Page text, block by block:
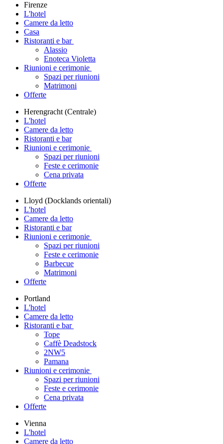
Firenze
L'hotel
Camere da letto
Casa
Ristoranti e bar
Alassio
Enoteca Violetta
Riunioni e cerimonie
Spazi per riunioni
Matrimoni
Offerte
Herengracht (Centrale)
L'hotel
Camere da letto
Ristoranti e bar
Riunioni e cerimonie
Spazi per riunioni
Feste e cerimonie
Cena privata
Offerte
Lloyd (Docklands orientali)
L'hotel
Camere da letto
Ristoranti e bar
Riunioni e cerimonie
Spazi per riunioni
Feste e cerimonie
Barbecue
Matrimoni
Offerte
Portland
L'hotel
Camere da letto
Ristoranti e bar
Tope
Caffè Deadstock
2NW5
Pamana
Riunioni e cerimonie
Spazi per riunioni
Feste e cerimonie
Cena privata
Offerte
Vienna
L'hotel
Camere da letto